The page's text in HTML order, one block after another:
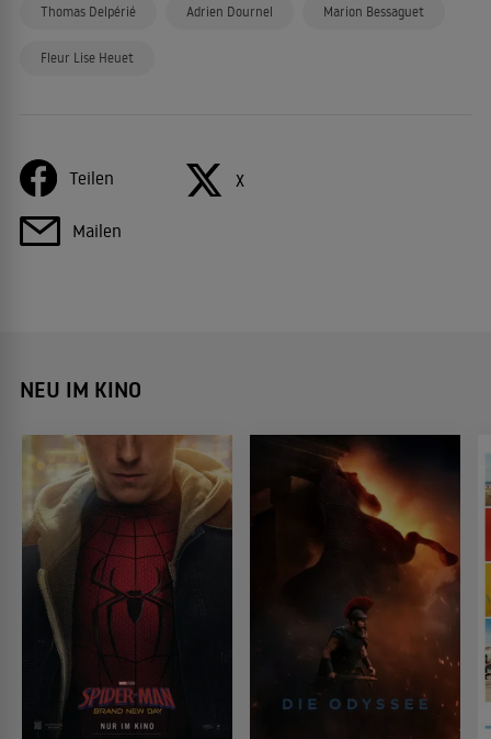
Thomas Delpérié Adrien Dournel Marion Bessaguet
Fleur Lise Heuet
Teilen X
Mailen
NEU IM KINO